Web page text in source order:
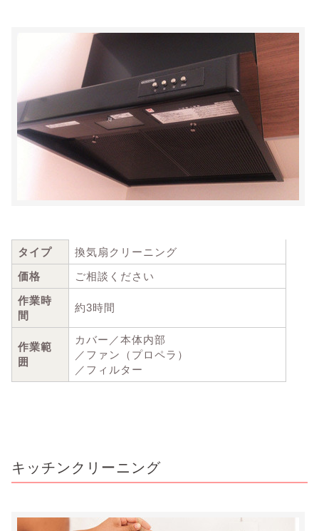
タイプ
換気扇クリーニング
価格
ご相談ください
作業時
間
約3時間
作業範
囲
カバー／本体内部
／ファン（プロペラ）
／フィルター
キッチンクリーニング